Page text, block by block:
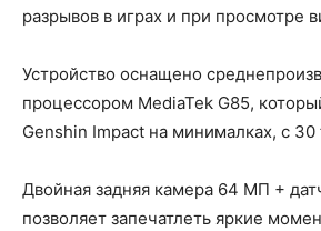
разрывов в играх и при просмотре
Устройство оснащено
процессором MediaTek G85,
Genshin Impact на минималках, с 30
Двойная задняя камера 64 МП +
позволяет запечатлеть яркие